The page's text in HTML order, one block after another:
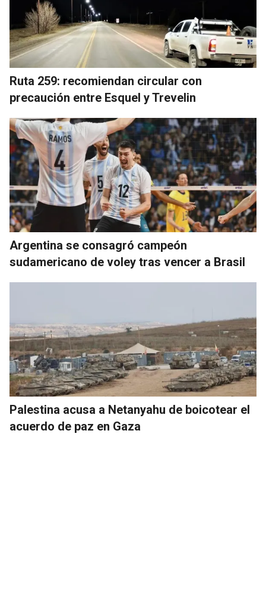
Ruta 259: recomiendan circular con
precaución entre Esquel y Trevelin
Argentina se consagró campeón
sudamericano de voley tras vencer a Brasil
Palestina acusa a Netanyahu de boicotear el
acuerdo de paz en Gaza